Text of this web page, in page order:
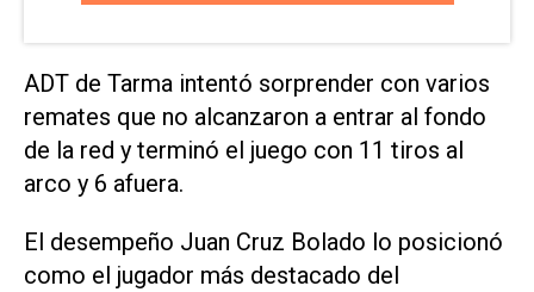
ADT de Tarma intentó sorprender con varios
remates que no alcanzaron a entrar al fondo
de la red y terminó el juego con 11 tiros al
arco y 6 afuera.
El desempeño Juan Cruz Bolado lo posicionó
como el jugador más destacado del